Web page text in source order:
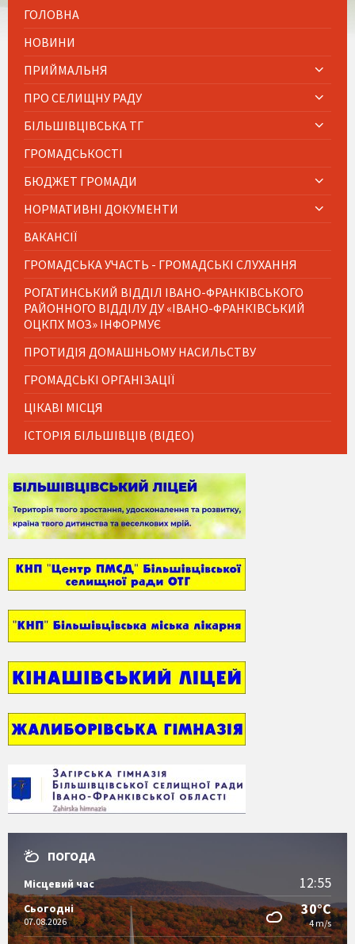
ГОЛОВНА
НОВИНИ
ПРИЙМАЛЬНЯ
ПРО СЕЛИЩНУ РАДУ
БІЛЬШІВЦІВСЬКА ТГ
ГРОМАДСЬКОСТІ
БЮДЖЕТ ГРОМАДИ
НОРМАТИВНІ ДОКУМЕНТИ
ВАКАНСІЇ
ГРОМАДСЬКА УЧАСТЬ - ГРОМАДСЬКІ СЛУХАННЯ
РОГАТИНСЬКИЙ ВІДДІЛ ІВАНО-ФРАНКІВСЬКОГО
РАЙОННОГО ВІДДІЛУ ДУ «ІВАНО-ФРАНКІВСЬКИЙ
ОЦКПХ МОЗ» ІНФОРМУЄ
ПРОТИДІЯ ДОМАШНЬОМУ НАСИЛЬСТВУ
ГРОМАДСЬКІ ОРГАНІЗАЦІЇ
ЦІКАВІ МІСЦЯ
ІСТОРІЯ БІЛЬШІВЦІВ (ВІДЕО)
ПОГОДА
Місцевий час 12:55
Сьогодні
07.08.2026
30°C
4 m/s